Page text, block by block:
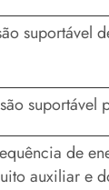
suportável
suportável
de
auxiliar e